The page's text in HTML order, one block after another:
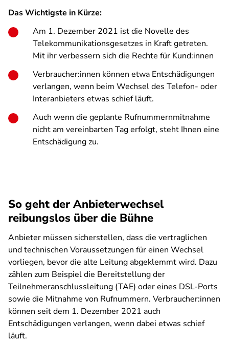
Das Wichtigste in Kürze:
Am 1. Dezember 2021 ist die Novelle des
Telekommunikationsgesetzes in Kraft getreten.
Mit ihr verbessern sich die Rechte für Kund:innen
Verbraucher:innen können etwa Entschädigungen
verlangen, wenn beim Wechsel des Telefon- oder
Interanbieters etwas schief läuft.
Auch wenn die geplante Rufnummernmitnahme
nicht am vereinbarten Tag erfolgt, steht Ihnen eine
Entschädigung zu.
So geht der Anbieterwechsel
reibungslos über die Bühne
Anbieter müssen sicherstellen, dass die vertraglichen
und technischen Voraussetzungen für einen Wechsel
vorliegen, bevor die alte Leitung abgeklemmt wird. Dazu
zählen zum Beispiel die Bereitstellung der
Teilnehmeranschlussleitung (TAE) oder eines DSL-Ports
sowie die Mitnahme von Rufnummern. Verbraucher:innen
können seit dem 1. Dezember 2021 auch
Entschädigungen verlangen, wenn dabei etwas schief
läuft.